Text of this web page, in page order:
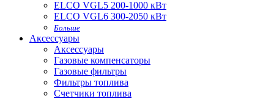
ELCO VGL5 200-1000 кВт
ELCO VGL6 300-2050 кВт
Больше
Аксессуары
Аксессуары
Газовые компенсаторы
Газовые фильтры
Фильтры топлива
Счетчики топлива